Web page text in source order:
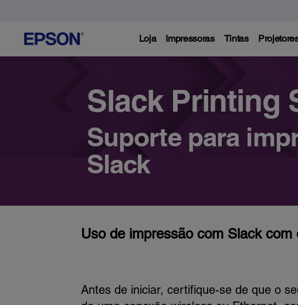
Loja Impressoras Tintas
Slack Printing
Suporte para
Slack
Uso de impressão com Slack
Antes de iniciar, certifique-se de que o